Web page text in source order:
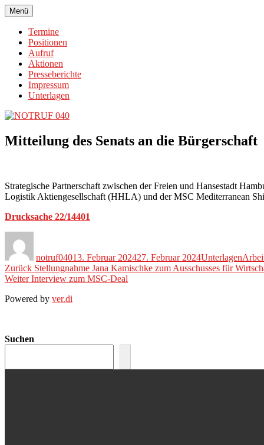
NOTRUF 040
Den HHLA-MSC-Deal stoppen!
Menü
Termine
Positionen
Aufruf
Aktionen
Presseberichte
Impressum
Unterlagen
Mitteilung des Senats an die Bürgerschaft
Strategische Partnerschaft zwischen der Freien und Hansestadt
Logistik Aktiengesellschaft (HHLA) und der MSC Mediterranean
Drucksache 22/14401
notruf04013. Februar 202427. Februar 2024Unterlagen
Zurück Stellungnahme Jana Kamischke zum Ausschusses für
Weiter Interview zum MSC-Deal
Powered by ver.di
Suchen